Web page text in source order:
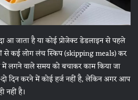
आ जाता है या कोई प्रोजेक्ट डेडलाइन से पहले
से कई लोग लंच स्किप (skipping meals) कर
लगने वाले समय को बचाकर काम किया जा
दिन करने में कोई हर्ज नहीं है, लेकिन अगर आप
नहीं है।